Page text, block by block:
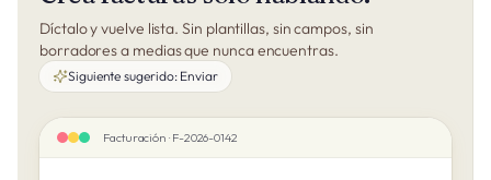
Díctalo y vuelve lista. Sin plantillas, sin campos, sin
borradores a medias que nunca encuentras.
Siguiente sugerido: Enviar
Facturación · F-2026-0142